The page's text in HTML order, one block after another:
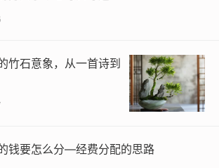
竹石意象，从一首诗到
钱要怎么分—经费分配的思路